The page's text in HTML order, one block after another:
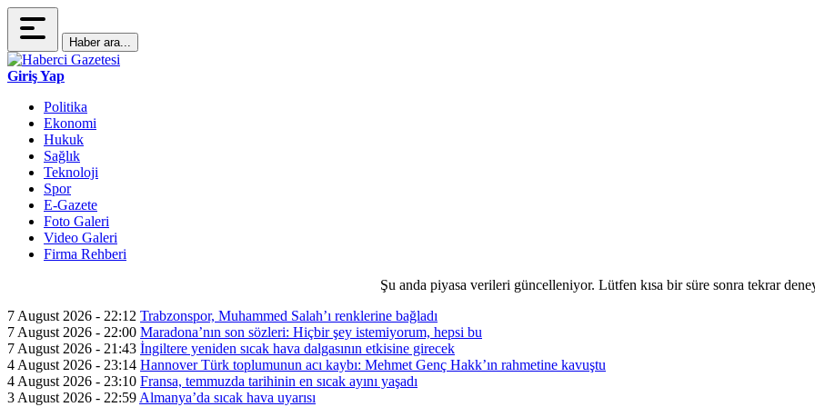
Haber ara...
Giriş Yap
Politika
Ekonomi
Hukuk
Sağlık
Teknoloji
Spor
E-Gazete
Foto Galeri
Video Galeri
Firma Rehberi
Şu anda piyasa verileri güncelleniyor. Lütfen kısa bir süre sonra tekrar
7 August 2026 - 22:12 Trabzonspor, Muhammed Salah’ı renklerine bağladı
7 August 2026 - 22:00 Maradona’nın son sözleri: Hiçbir şey istemiyorum, hepsi bu
7 August 2026 - 21:43 İngiltere yeniden sıcak hava dalgasının etkisine girecek
4 August 2026 - 23:14 Hannover Türk toplumunun acı kaybı: Mehmet Genç Hakk’ın rahmetine kavuştu
4 August 2026 - 23:10 Fransa, temmuzda tarihinin en sıcak ayını yaşadı
3 August 2026 - 22:59 Almanya’da sıcak hava uyarısı